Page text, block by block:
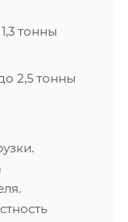
тонны
2,5 тонны